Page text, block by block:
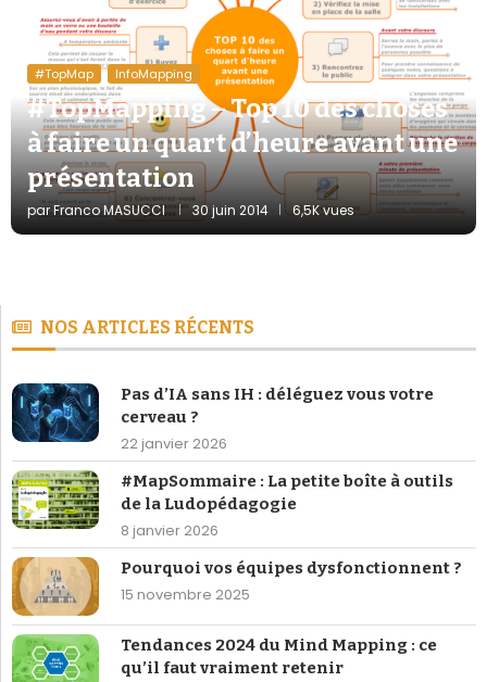
#TopMap InfoMapping
#TopMapping – Top 10 des choses
à faire un quart d’heure avant une
présentation
parFranco MASUCCI 30 juin 2014 6,5K vues
NOS ARTICLES RÉCENTS
Pas d’IA sans IH : déléguez vous votre
cerveau ?
22 janvier 2026
#MapSommaire : La petite boîte à outils
de la Ludopédagogie
8 janvier 2026
Pourquoi vos équipes dysfonctionnent ?
15 novembre 2025
Tendances 2024 du Mind Mapping : ce
qu’il faut vraiment retenir